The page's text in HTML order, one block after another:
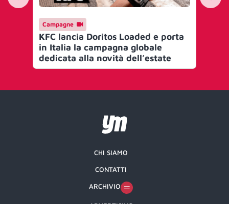
Campagne
KFC lancia Doritos Loaded e porta
in Italia la campagna globale
dedicata alla novità dell’estate
CHI SIAMO
CONTATTI
ARCHIVIO